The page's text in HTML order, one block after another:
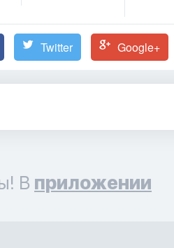
Twitter Google+
В приложении